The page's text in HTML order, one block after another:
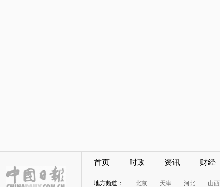
首页 时政 资讯 财经
地方频道： 北京 天津 河北
山西